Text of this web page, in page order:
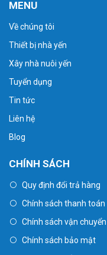
MENU
Về chúng tôi
Thiết bị nhà yến
Xây nhà nuôi yến
Tuyển dụng
Tin tức
Liên hệ
Blog
CHÍNH SÁCH
Quy định đổi trả hàng
Chính sách thanh toán
Chính sách vận chuyển
Chính sách bảo mật